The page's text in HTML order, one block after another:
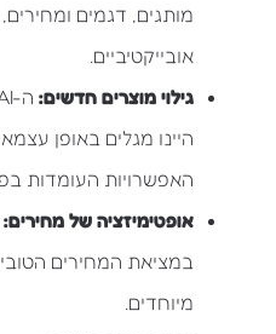
מותגים, דגמים
אובייקטיביים.
גילוי מוצרים חדשים:
היינו מגלים באופן
האפשרויות העומדות
אופטימיזציה של מחירים:
במציאת המחירים
מיוחדים.